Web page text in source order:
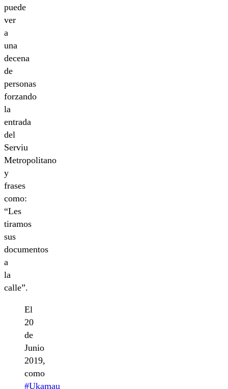
puede
ver
a
una
decena
de
personas
forzando
la
entrada
del
Serviu
Metropolitano
y
frases
como:
“Les
tiramos
sus
documentos
a
la
calle”.
El
20
de
Junio
2019,
como
#Ukamau